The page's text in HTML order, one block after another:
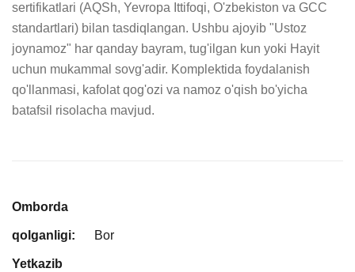
sertifikatlari (AQSh, Yevropa Ittifoqi, O'zbekiston va GCC
standartlari) bilan tasdiqlangan. Ushbu ajoyib "Ustoz
joynamoz" har qanday bayram, tug'ilgan kun yoki Hayit
uchun mukammal sovg'adir. Komplektida foydalanish
qo'llanmasi, kafolat qog'ozi va namoz o'qish bo'yicha
batafsil risolacha mavjud.
Omborda
qolganligi: Bor
Yetkazib